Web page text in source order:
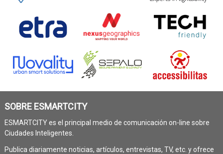
SOBRE ESMARTCITY
ESMARTCITY es el principal medio de comunicación on-line sobre
Ciudades Inteligentes.
Publica diariamente noticias, artículos, entrevistas, TV, etc. y ofrece